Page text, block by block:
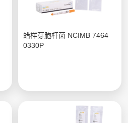
蜡样芽胞杆菌 NCIMB 7464
0330P